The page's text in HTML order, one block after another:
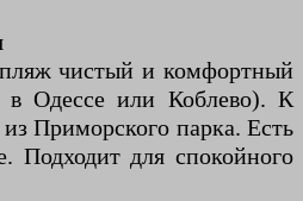
чистый и комфортный
Одессе или Коблево). К
Приморского парка. Есть
Подходит для спокойного